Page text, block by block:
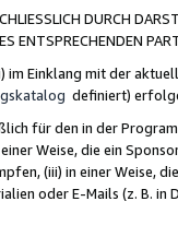
DURCH
ENTSPRECHENDEN
im Einklang mit der
definiert)
für den in der
Weise, die ein
(iii) in einer Weise,
oder E-Mails (z. B. in